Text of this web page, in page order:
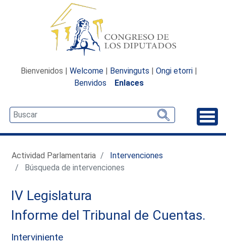
Bienvenidos | Welcome | Benvinguts | Ongi etorri |
Benvidos
Enlaces
Actividad Parlamentaria
Intervenciones
Búsqueda de intervenciones
IV Legislatura
Informe del Tribunal de Cuentas.
Interviniente